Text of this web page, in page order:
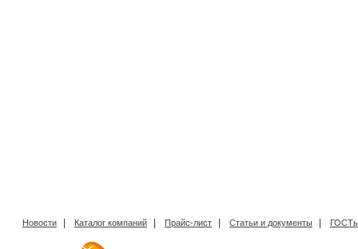
Новости | Каталог компаний | Прайс-лист | Статьи и документы |